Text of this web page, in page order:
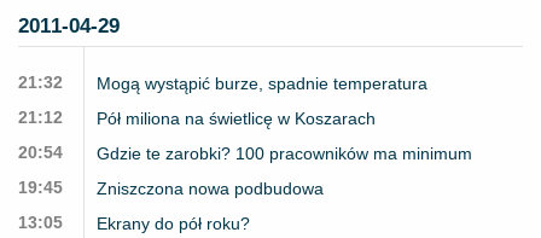
2011-04-29
21:32
Mogą wystąpić burze, spadnie temperatura
21:12
Pół miliona na świetlicę w Koszarach
20:54
Gdzie te zarobki? 100 pracowników ma minimum
19:45
Zniszczona nowa podbudowa
13:05
Ekrany do pół roku?